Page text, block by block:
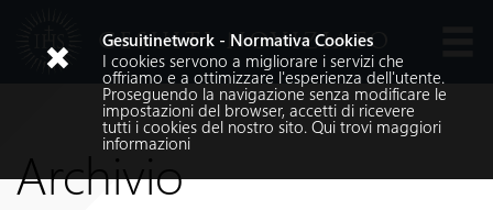
GESUITI NOVIZIATO
Archivio
Lingue
Gesuitinetwork - Normativa Cookies
I cookies servono a migliorare i servizi che
offriamo e a ottimizzare l'esperienza dell'utente.
Proseguendo la navigazione senza modificare le
impostazioni del browser, accetti di ricevere
tutti i cookies del nostro sito. Quitrovi maggiori
informazioni